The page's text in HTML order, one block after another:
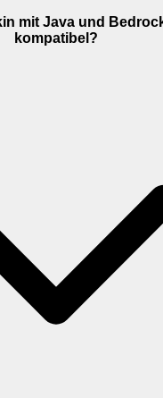
mit Java und
kompatibel?